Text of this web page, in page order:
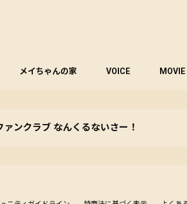
メイちゃんの家 VOICE MOVIE
ンクラブ なんくるないさー！